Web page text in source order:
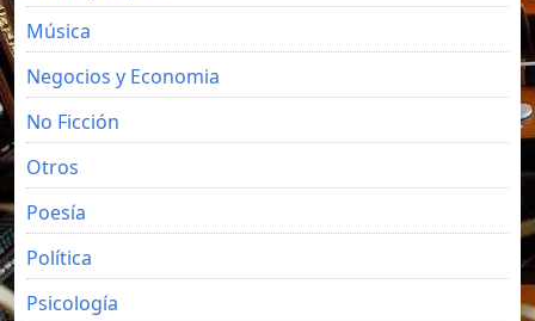
Música
Negocios y Economia
No Ficción
Otros
Poesía
Política
Psicología